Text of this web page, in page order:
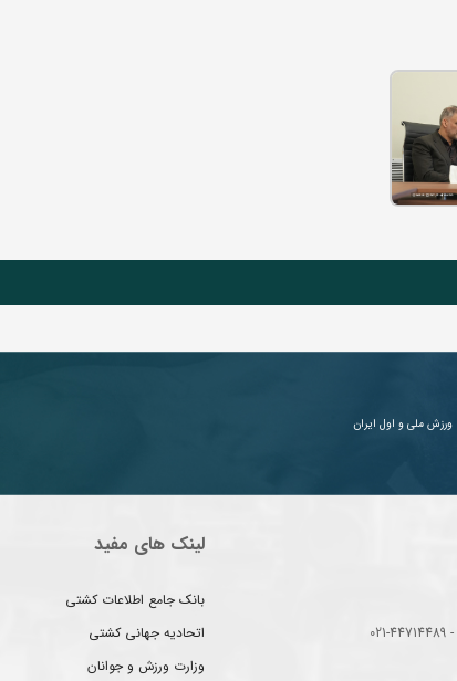
ورزش ملی و اول ایران
لینک های مفید
بانک جامع اطلاعات کشتی
اتحادیه جهانی کشتی
وزارت ورزش و جوانان